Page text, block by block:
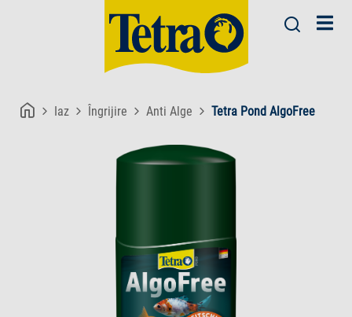
Iaz Îngrijire Anti Alge Tetra Pond AlgoFree